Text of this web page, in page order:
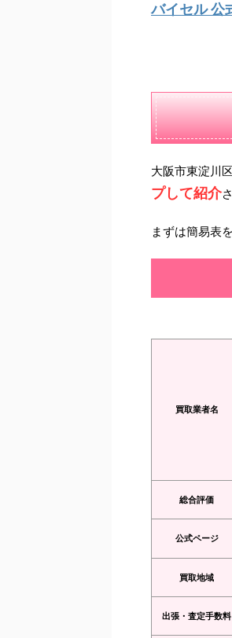
バイセル 公
大阪市東淀川
プして紹介
まずは簡易表
買取業者名
総合評価
公式ページ
買取地域
出張・査定手数料